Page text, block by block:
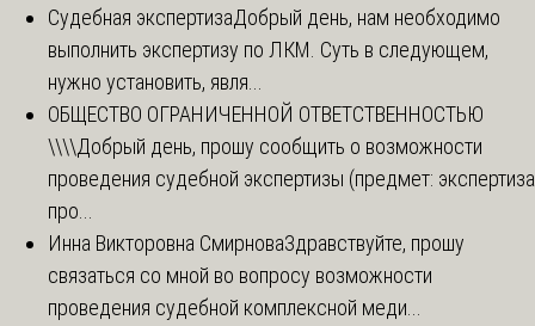
Судебная экспертизаДобрый день, нам необходимо
выполнить экспертизу по ЛКМ. Суть в следующем,
нужно установить, явля...
ОБЩЕСТВО ОГРАНИЧЕННОЙ ОТВЕТСТВЕННОСТЬЮ
\\\\Добрый день, прошу сообщить о возможности
проведения судебной экспертизы (предмет: экспертиза
про...
Инна Викторовна СмирноваЗдравствуйте, прошу
связаться со мной во вопросу возможности
проведения судебной комплексной меди...